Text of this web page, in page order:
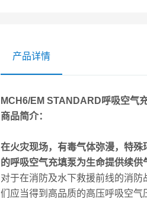
产品详情
MCH6/EM STANDARD呼吸空气
商品简介：
在火灾现场，有毒气体弥漫，特
的呼吸空气充填泵为生命提供续供
对于在消防及水下救援前线的消
们应当得到高品质的高压呼吸空